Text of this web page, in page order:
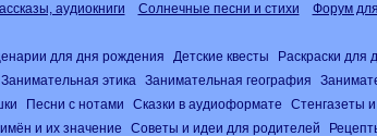
аудиокниги Солнечные песни и стихи Форум
для дня рождения Детские квесты Раскраски для
Занимательная этика Занимательная география
Песни с нотами Сказки в аудиоформате Стенгазеты и
и их значение Советы и идеи для родителей